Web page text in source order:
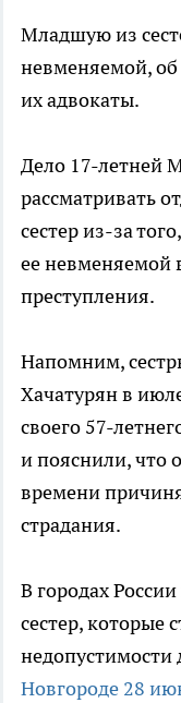
Младшую из
невменяемой,
их адвокаты.
Дело 17-летней
рассматривать
сестер из-за
ее невменяемой
преступления.
Напомним,
Хачатурян в
своего 57-
и пояснили, что
времени
страдания.
В городах
сестер, которые
Новгороде 28